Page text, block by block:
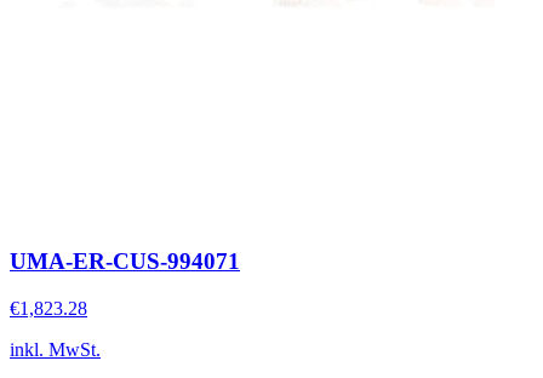
UMA-ER-CUS-994071
€1,823.28
inkl. MwSt.